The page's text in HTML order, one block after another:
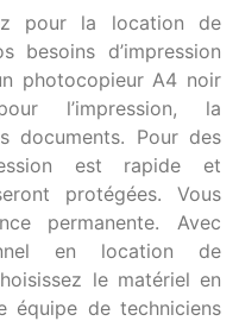
pour la location de
besoins d’impression
photocopieur A4 noir
l’impression, la
documents. Pour des
est rapide et
protégées. Vous
permanente. Avec
en location de
le matériel en
équipe de techniciens